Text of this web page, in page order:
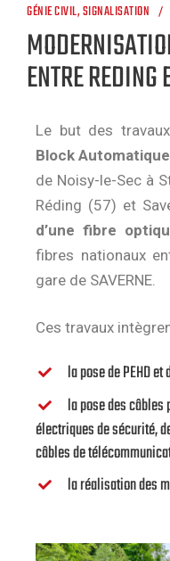
GÉNIE CIVIL,SIGNALISATION
ENTRE REDING
Le but des
Block
de Noisy-le-Sec à
Réding (57) et
d’une fibre
fibres nationaux
gare de SAVERNE.
Ces travaux
la pose de PEHD
la pose des
électriques de sécurité,
câbles de
la réalisation des